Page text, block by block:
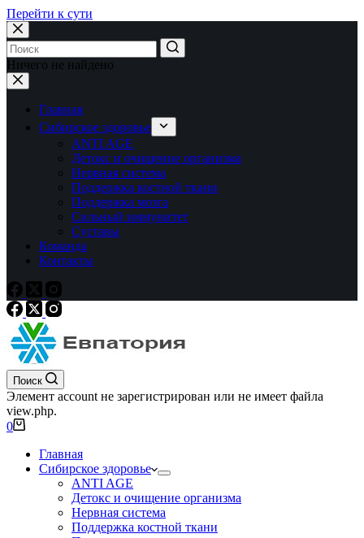
Перейти к сути
Ничего не найдено
Главная
Сибирское здоровье
ANTI AGE
Детокс и очищение организма
Нервная система
Поддержка костной ткани
Поддержка мозга
Сильный иммунитет
Суставы
Команда
Контакты
Поиск
Элемент account не зарегистрирован или не имеет файла
view.php.
0
Главная
Сибирское здоровье
ANTI AGE
Детокс и очищение организма
Нервная система
Поддержка костной ткани